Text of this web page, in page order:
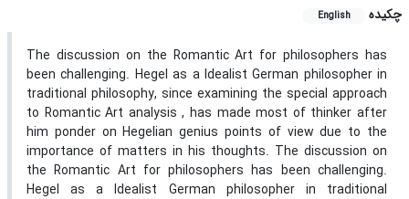
چکیده
English
The discussion on the Romantic Art for philosophers has
been challenging. Hegel as a Idealist German philosopher in
traditional philosophy, since examining the special approach
to Romantic Art analysis , has made most of thinker after
him ponder on Hegelian genius points of view due to the
importance of matters in his thoughts. The discussion on
the Romantic Art for philosophers has been challenging.
Hegel as a Idealist German philosopher in traditional